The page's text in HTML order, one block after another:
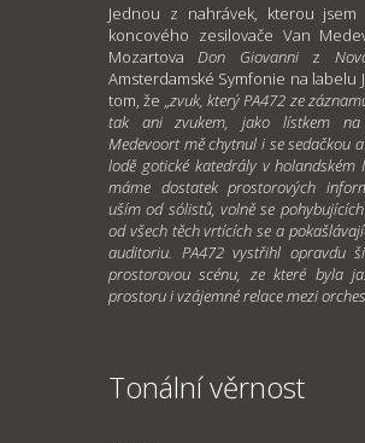
Jednou z nahrávek, kterou
koncového zesilovače Van
MozartovaDon Giovanni z
Amsterdamské Symfonie na labelu
tom, že „zvuk, který PA472 ze
tak ani zvukem, jako lístkem na
Medevoort mě chytnul i se sedačkou
lodě gotické katedrály v holandském
máme dostatek prostorových
uším od sólistů, volně se
od všech těch vrtících se a
auditoriu. PA472 vystřihl opravdu
prostorovou scénu, ze které byla
prostoru i vzájemné relace mezi
Tonální věrnost